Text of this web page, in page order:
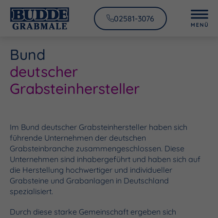
02581-3076
Bund
deutscher
Grabsteinhersteller
Im Bund deutscher Grabsteinhersteller haben sich
führende Unternehmen der deutschen
Grabsteinbranche zusammengeschlossen. Diese
Unternehmen sind inhabergeführt und haben sich auf
die Herstellung hochwertiger und individueller
Grabsteine und Grabanlagen in Deutschland
spezialisiert.
Durch diese starke Gemeinschaft ergeben sich